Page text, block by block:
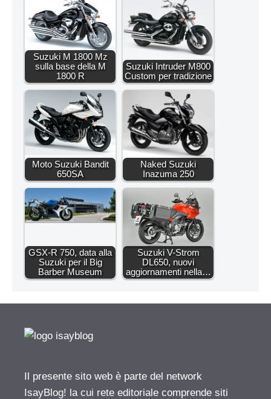
Suzuki M 1800 Mz
sulla base della M
1800 R
Suzuki Intruder M800
Custom per tradizione
Moto Suzuki Bandit
650SA
Naked Suzuki
Inazuma 250
GSX-R 750, data alla
Suzuki per il Big
Barber Museum
Suzuki V-Strom
DL650, nuovi
aggiornamenti nella…
Il presente sito web è parte del network
IsayBlog! la cui rete editoriale comprende siti